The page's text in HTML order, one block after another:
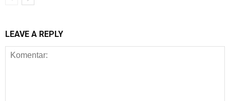
LEAVE A REPLY